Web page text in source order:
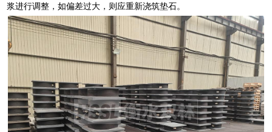
浆进行调整，如偏差过大，则应重新浇筑垫石。